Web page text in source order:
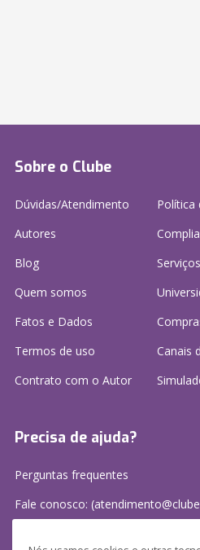
Sobre o Clube
Dúvidas/Atendimento
Autores
Blog
Quem somos
Fatos e Dados
Termos de uso
Contrato com o Autor
Política
Canais
Precisa de ajuda?
Perguntas frequentes
Fale conosco: